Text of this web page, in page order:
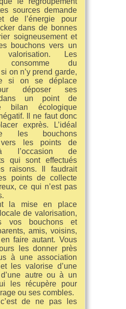
sources demande
de l’énergie pour
dans de bonnes
soigneusement et
bouchons vers un
Les
consomme du
on n’y prend garde,
si on se déplace
déposer ses
dans un point de
bilan écologique
Il ne faut donc
exprès. L’idéal
les bouchons
vers les points de
l’occasion de
qui sont effectués
raisons. Il faudrait
points de collecte
ce qui n’est pas
la mise en place
de valorisation,
vos bouchons et
amis, voisins,
faire autant. Vous
les donner près
à une association
les valorise d’une
autre ou à un
les récupère pour
ou ses combles.
c’est de ne pas les